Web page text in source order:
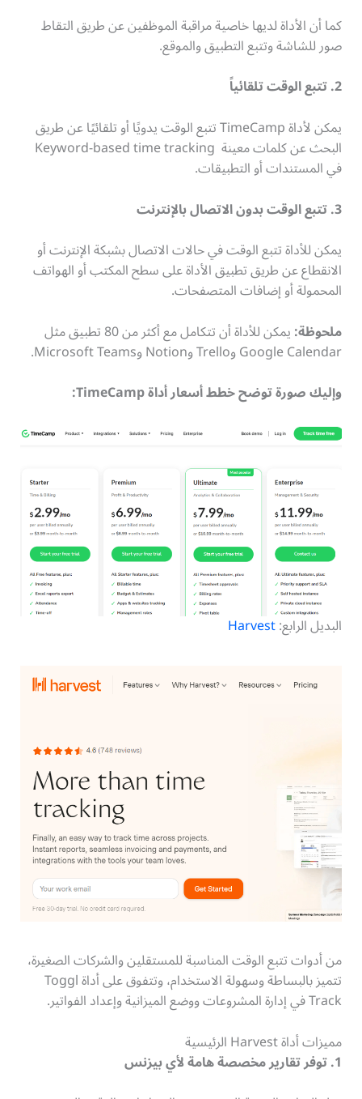
كما أن الأداة لديها خاصية مراقبة الموظفين عن طريق التقاط
صور للشاشة وتتبع التطبيق والموقع.
2. تتبع الوقت تلقائياً
يمكن لأداة TimeCamp تتبع الوقت يدويًا أو تلقائيًا عن طريق
البحث عن كلمات معينة Keyword-based time tracking
في المستندات أو التطبيقات.
3. تتبع الوقت بدون الاتصال بالإنترنت
يمكن للأداة تتبع الوقت في حالات الاتصال بشبكة الإنترنت أو
الانقطاع عن طريق تطبيق الأداة على سطح المكتب أو الهواتف
المحمولة أو إضافات المتصفحات.
ملحوظة:
يمكن للأداة أن تتكامل مع أكثر من 80 تطبيق مثل
Google Calendar وTrello وNotion وMicrosoft Teams.
وإليك صورة توضح خطط أسعار أداة TimeCamp:
البديل الرابع:Harvest
من أدوات تتبع الوقت المناسبة للمستقلين والشركات الصغيرة،
تتميز بالبساطة وسهولة الاستخدام، وتتفوق على أداة Toggl
Track في إدارة المشروعات ووضع الميزانية وإعداد الفواتير.
مميزات أداة Harvest الرئيسية
1. توفر تقارير مخصصة هامة لأي بيزنس